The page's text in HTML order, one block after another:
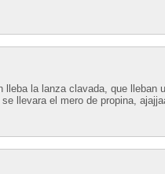
lleba la lanza clavada, que
llevara el mero de propina,